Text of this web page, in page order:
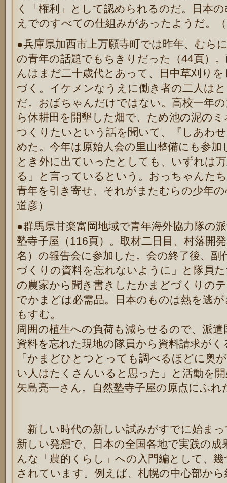
く「権利」として認められるのだ。日本
えでのすべての仕組みがあったようだ。
●兵庫県加西市上万願寺町では昨年、むら
の青年の話題でもちきりだった（44頁）
んはまだ二十歳代とあって、日中草刈り
づく。イケメンなうえに働き者の二人は
だ。おばちゃんだけではない。高校一年
ら休耕田を開墾した畑で、ため池の泥の
つくりたいという話を聞いて、『しあわ
めた。今年は原始人会の里山整備にも参
とき外に出ていったとしても、いずれは
る」と言っているという。おっちゃんた
青年を引き寄せ、それがまたむらの少年
道彦）
●群馬県甘楽富岡地域で青年海外協力隊の
塾寺子屋（116頁）。取材二日目、村落開
名）の報告会に参加した。会の終了後、
づくりの資料を忘れないように」と隊員
の農家から聞き書きしたかまどづくりの
でかまどは必需品。日本のものは熱を逃
もすむ。
周囲の植生への負荷も減らせるので、派
資料を忘れた現地の隊員から資料請求が
「かまどひとつとっても調べるほどに奥
い人はたくさんいると思った」と活動を
矢島亮一さん。自然塾寺子屋の原点にふ
新しい時代の新しい試みがすでに始ま
新しい発想で、日本の全国各地で実践の
んな「農的くらし」への入門編として、
されています。例えば、札幌の中心部か